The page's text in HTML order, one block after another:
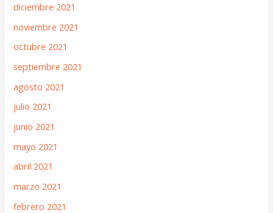
diciembre 2021
noviembre 2021
octubre 2021
septiembre 2021
agosto 2021
julio 2021
junio 2021
mayo 2021
abril 2021
marzo 2021
febrero 2021